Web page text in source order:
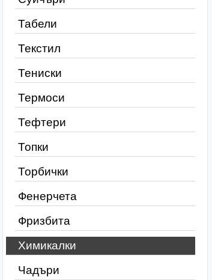
Табели
Текстил
Тениски
Термоси
Тефтери
Топки
Торбички
Фенерчета
Фризбита
Химикалки
Чадъри